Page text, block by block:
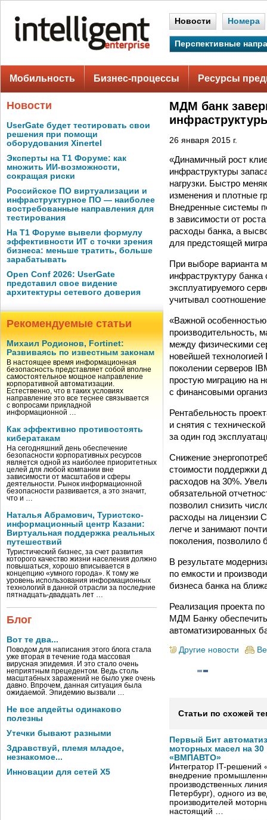
Новости Номера
Перспективные
Мобильность Бизнес-процессы Ресурсы
Новости
UserGate будет тестировать свои
решения при помощи
оборудования Xinertel
Эксперты на Т1 Форуме: как
множить ИИ-возможности,
сокращая риски
Российское ПО виртуализации и
инфраструктурное ПО — наиболее
востребованные направления для
тестирования
На Т1 Форуме вывели формулу
эффективности ИТ с точки зрения
бизнеса: меньше тратить, больше
зарабатывать
Open Conf 2026: UserGate
представил свое видение
архитектуры сетевого доверия
Рекомендуемые статьи
Михаил Родионов, Fortinet:
Развиваясь по известным законам
В настоящее время информационная
безопасность представляет собой вполне
самостоятельное мощное направление
корпоративной автоматизации.
Естественно, что в таких условиях
направление это все теснее связывается
с вопросами прикладной
информационной …
Как эффективно противостоять
кибератакам
На сегодняшний день обеспечение
безопасности корпоративных ресурсов
является одной из наиболее приоритетных
целей для любой компании вне
зависимости от масштабов и сферы
деятельности. Рынок информационной
безопасности развивается, а это значит,
что и …
Наталья Абрамович, Туристско-
информационный центр Казани:
Виртуальная поддержка реальных
путешествий
Туристический бизнес, за счет развития
которого качество жизни населения должно
повышаться, хорошо вписывается в
концепцию «умного города». К тому же
уровень использования информационных
технологий в данной отрасли за последние
пятнадцать-двадцать лет …
Блог
Вот те два...
Поводом для написания этого блога стала
уже вторая в течение года массовая
вирусная эпидемия. И это стало очень
неприятным прецедентом. Ведь столь
масштабных заражений не было уже очень
давно. Впрочем, данная ситуация была
ожидаемой. Эпидемию вызвали …
Не все апдейты одинаково
полезны
Утечки бывают разными
Здравствуй, племя младое,
незнакомое...
Инновации для сетей X5
МДМ банк
26 января 2015 г.
«Динамичный рост
инфраструктуры
нагрузки. Быстро
изменения и плотные
Внедренные системы
в зависимости от
расходы банка, а
для предстоящей
При выборе варианта
инфраструктуру
эксплуатируемого
учитывал
«Важной
производительность,
между физическими
новейшей
поколении серверов
простую миграцию на
с финансовыми
Рентабельность
и снятия с
за один год
Снижение
стоимости поддержки
расходов на 30%.
обязательной
позволил снизить
расходы на лицензии
легче и занимают
поколения, позволило
В результате
по емкости и
бизнеса банка на
Реализация проекта
МДМ Банку
автоматизированных
Другие новости
Статьи по схожей
Первый Бит
моторных масел на
«ВМПАВТО»
Интегратор IT-
внедрение
производственных
Петербург), одного из
производителей
настоящий …